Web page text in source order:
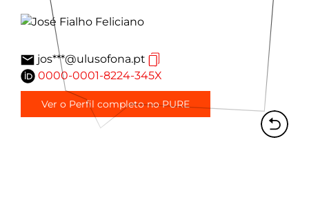
jos***@ulusofona.pt
0000-0001-8224-345X
Ver o Perfil completo no PURE